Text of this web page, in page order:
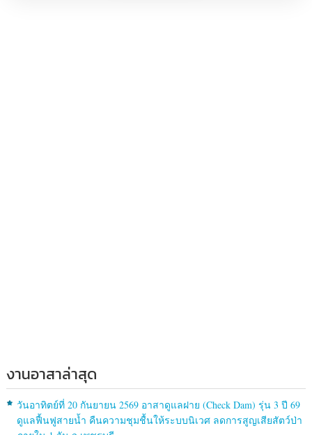
งานอาสาล่าสุด
วันอาทิตย์ที่ 20 กันยายน 2569 อาสาดูแลฝาย (Check Dam) รุ่น 3 ปี 69
ดูแลฟื้นฟูสายน้ำ คืนความชุมชื้นให้ระบบนิเวศ ลดการสูญเสียสัตว์ป่า